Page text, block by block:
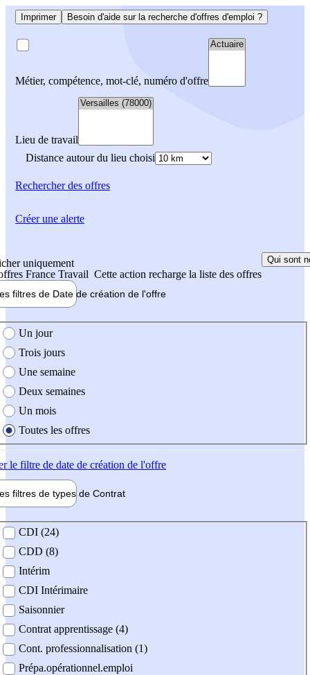
Imprimer Besoin d'aide sur la recherche d'offres d'emploi ?
Métier, compétence, mot-clé, numéro d'offre
Lieu de travail
Distance autour du lieu choisi
Rechercherdes offres
uniquement
France Travail Cette action recharge la liste des offres
Qui sont
filtres de Date de création de l'offre
création de l'offre
Un jour
Trois jours
Une semaine
Deux semaines
Un mois
Toutes les offres
le filtre de date de création de l'offre
filtres de types de Contrat
contrat
CDI (24)
CDD (8)
Intérim
CDI Intérimaire
Saisonnier
Contrat apprentissage (4)
Cont. professionnalisation (1)
Prépa.opérationnel.emploi
Créer une alerte